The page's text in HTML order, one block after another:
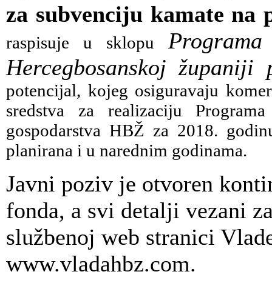
za subvenciju kamate na
raspisuje u sklopu
Hercegbosanskoj županiji
potencijal, kojeg osiguravaju
sredstva za realizaciju
gospodarstva HBŽ za 2018.
planirana i u narednim godinama.
Javni poziv je otvoren
fonda, a svi detalji vezani
službenoj web stranici
www.vladahbz.com.